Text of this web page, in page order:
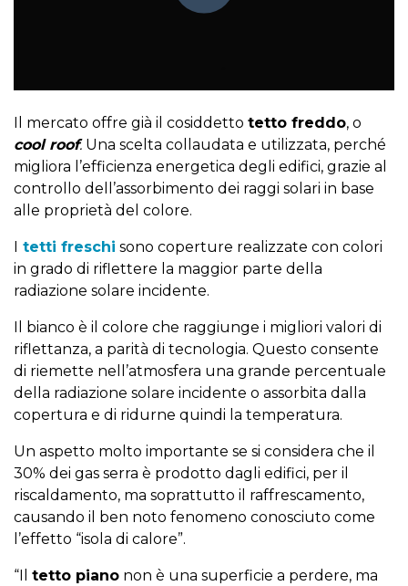
Il mercato offre già il cosiddetto tetto freddo, o
cool roof. Una scelta collaudata e utilizzata, perché
migliora l’efficienza energetica degli edifici, grazie al
controllo dell’assorbimento dei raggi solari in base
alle proprietà del colore.
tetti freschi sono coperture realizzate con colori
in grado di riflettere la maggior parte della
radiazione solare incidente.
Il bianco è il colore che raggiunge i migliori valori di
riflettanza, a parità di tecnologia. Questo consente
di riemette nell’atmosfera una grande percentuale
della radiazione solare incidente o assorbita dalla
copertura e di ridurne quindi la temperatura.
Un aspetto molto importante se si considera che il
30% dei gas serra è prodotto dagli edifici, per il
riscaldamento, ma soprattutto il raffrescamento,
causando il ben noto fenomeno conosciuto come
l’effetto “isola di calore”.
“Il tetto piano non è una superficie a perdere, ma